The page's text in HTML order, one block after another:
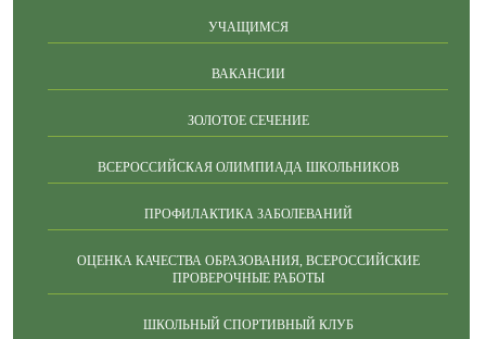
УЧАЩИМСЯ
ВАКАНСИИ
ЗОЛОТОЕ СЕЧЕНИЕ
ВСЕРОССИЙСКАЯ ОЛИМПИАДА ШКОЛЬНИКОВ
ПРОФИЛАКТИКА ЗАБОЛЕВАНИЙ
ОЦЕНКА КАЧЕСТВА ОБРАЗОВАНИЯ, ВСЕРОССИЙСКИЕ
ПРОВЕРОЧНЫЕ РАБОТЫ
ШКОЛЬНЫЙ СПОРТИВНЫЙ КЛУБ